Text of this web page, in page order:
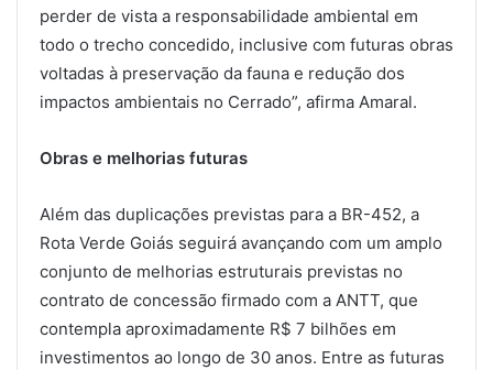
perder de vista a responsabilidade ambiental em
todo o trecho concedido, inclusive com futuras obras
voltadas à preservação da fauna e redução dos
impactos ambientais no Cerrado”, afirma Amaral.
Obras e melhorias futuras
Além das duplicações previstas para a BR-452, a
Rota Verde Goiás seguirá avançando com um amplo
conjunto de melhorias estruturais previstas no
contrato de concessão firmado com a ANTT, que
contempla aproximadamente R$ 7 bilhões em
investimentos ao longo de 30 anos. Entre as futuras